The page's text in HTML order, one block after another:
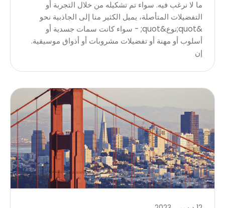
ما لا نرغب فيه. سواء تم تشكيله من خلال التجربة أو
التفضيلات المتأصلة، يميل الكثير منا إلى الجاذبية نحو
&quot;نوع&quot; - سواء كانت سمات جسدية أو
أسلوب أو مهنة أو تفضيلات مشروبات أو أذواق موسيقية.
إن